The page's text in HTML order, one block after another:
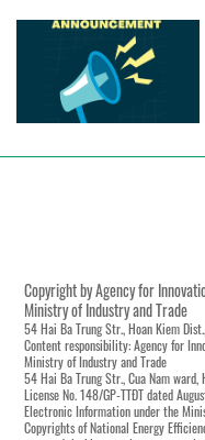
Copyright by Agency for
Ministry of Industry and Trade
54 Hai Ba Trung Str., Hoan Kiem
Content responsibility: Agency for
Ministry of Industry and Trade
54 Hai Ba Trung Str., Cua Nam ward,
License No. 148/GP-TTĐT dated
Electronic Information under the
Copyrights of National Energy